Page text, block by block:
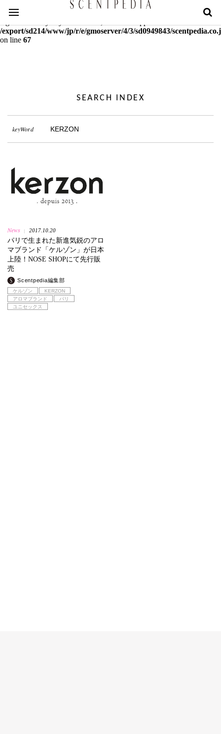
Warning
: mcrypt_decrypt(): Key of size 18 not supported by this
/export/sd214/www/jp/r/e/gmoserver/4/3/sd0949843/
on line 67
SEARCH INDEX
keyWord KERZON
News 2017.10.20
パリで生まれた新進気鋭のアロ
マブランド「ケルゾン」が日本
上陸！NOSE SHOPにて先行販
売
Scentpedia編集部
ケルゾン
KERZON
アロマブランド
パリ
ユニセックス